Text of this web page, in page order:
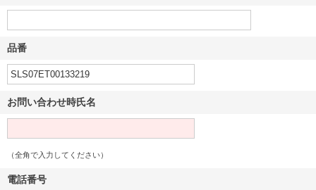
品番
お問い合わせ時氏名
（全角で入力してください）
電話番号